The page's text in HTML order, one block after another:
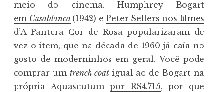
meio do cinema. Humphrey Bogart
em Casablanca (1942) e Peter Sellers nos filmes
d’A Pantera Cor de Rosa popularizaram de
vez o item, que na década de 1960 já caía no
gosto de moderninhos em geral. Você pode
comprar um trench coatigual ao de Bogart na
própria Aquascutumpor R$4.715, por que